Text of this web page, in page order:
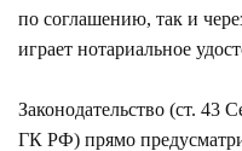
по соглашению, так и
играет нотариальное
Законодательство (ст. 43
ГК РФ) прямо